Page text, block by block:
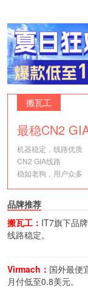
搬瓦工
最稳CN2
机器稳定，线路优质
CN2 GIA线路
稳如老狗，用户众多
品牌推荐
搬瓦工： IT7旗下品
线路稳定。
Virmach： 国外最便
月付低至0.8美元。